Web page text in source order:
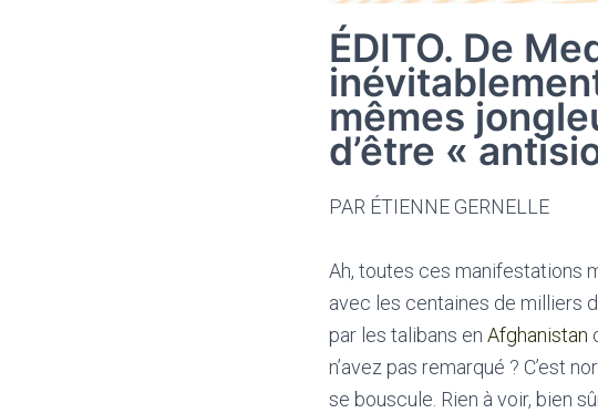
ÉDITO. De
mêmes
d’être «
PAR ÉTIENNE GERNELLE
Ah, toutes ces manifestations
avec les centaines de milliers
par les talibans en Afghanistan
n’avez pas remarqué ? C’est
se bouscule. Rien à voir, bien